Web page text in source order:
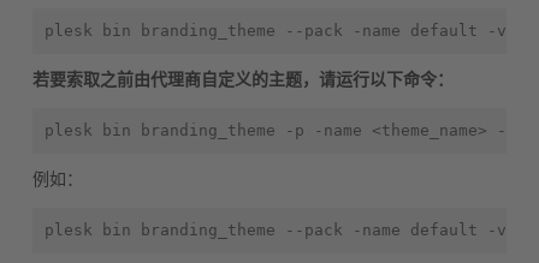
若要索取之前由代理商自定义的主题，请运行以下命令：
例如：